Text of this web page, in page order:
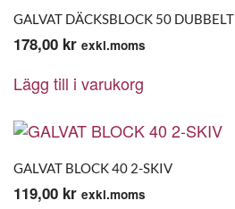
GALVAT DÄCKSBLOCK 50 DUBBELT
178,00 kr exkl.moms
Lägg till i varukorg
GALVAT BLOCK 40 2-SKIV
119,00 kr exkl.moms